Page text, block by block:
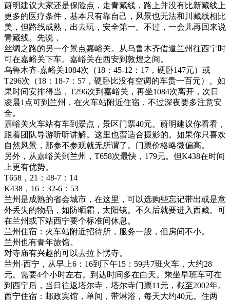
蔚明建议大家还是保险点，走青藏线，路上并没有比新藏线上
更多的医疗条件，基本只有靠自己，风景也无法和川藏线相比
美，但路线成熟，出去玩，安全第一。不过，一会儿再回来说
青藏线。先说，
丝绸之路的另一个景点嘉峪关。从乌鲁木齐借道兰州往西宁时
可在嘉峪关下车。嘉峪关在西安到敦煌之间。
乌鲁木齐-嘉峪关1084次（18：45-12：17，硬卧147元）或
T296次（18：18-7：57，硬卧比没有空调的车贵一百元）。如
果时间安排得当，T296次到嘉峪关，再坐1084次离开，次日
凌晨1点可到兰州，在火车站附近住宿，不过深夜要多注意安
全。
嘉峪关火车站有车到景点，景区门票40元。蔚明建议你看看，
跟着团队导游听听讲解。这里也蛮适合摄影的。如果你只喜欢
自然风景，那参不参观就无所谓了。门票价格略微偏高。
另外，从嘉峪关到兰州，T658次最快，179元。但K438在时间
上更有优势。
T658，21：48-7：14
K438，16：32-6：53
兰州是成熟的省会城市，在这里，可以选购些忘记带出或是意
外丢失的物品，如防晒霜，太阳镜。不久后就要进入西藏。可
在兰州或下站西宁要个标准间休息。
兰州住宿：火车站附近招待所，服务一般，但房间不小。
兰州也有青年旅馆。
对寺庙有兴趣的可以去拉卜愣寺。
兰州-西宁，从早上6：16到下午15：59共7班火车，大约28
元。需要4个小时左右。到达时间多在白天。乘坐早班车可在
到西宁后，当日往返塔尔寺，塔尔寺门票11元，截至2002年。
西宁住宿：邮政宾馆，单间，带淋浴，每天大约40元。住两